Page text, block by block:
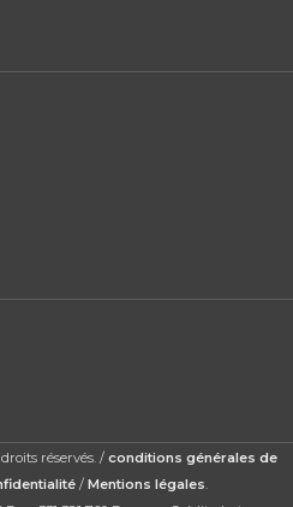
réservés. / conditions générales de
/ Mentions légales.